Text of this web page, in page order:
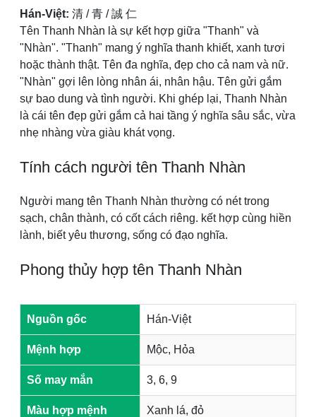
Hán-Việt: 清 / 青 / 誠 仁
Tên Thanh Nhàn là sự kết hợp giữa "Thanh" và
"Nhàn". "Thanh" mang ý nghĩa thanh khiết, xanh tươi
hoặc thành thật. Tên đa nghĩa, đẹp cho cả nam và nữ.
"Nhàn" gợi lên lòng nhân ái, nhân hậu. Tên gửi gắm
sự bao dung và tình người. Khi ghép lại, Thanh Nhàn
là cái tên đẹp gửi gắm cả hai tầng ý nghĩa sâu sắc, vừa
nhẹ nhàng vừa giàu khát vọng.
Tính cách người tên Thanh Nhàn
Người mang tên Thanh Nhàn thường có nét trong
sạch, chân thành, có cốt cách riêng. kết hợp cùng hiền
lành, biết yêu thương, sống có đạo nghĩa.
Phong thủy hợp tên Thanh Nhàn
Nguồn gốc Hán-Việt
Mệnh hợp Mộc, Hỏa
Số may mắn 3, 6, 9
Màu hợp mệnh Xanh lá, đỏ